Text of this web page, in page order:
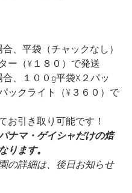
合、平袋（チャックなし）
ー（¥１８０）で発送
合、１００g平袋X２パッ
ックライト（¥３６０）で
お引き取り可能です！
ナマ・ゲイシャだけの焙
ります。
の詳細は、後日お知らせ